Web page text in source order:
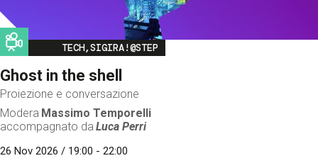
Image
TECH,SIGIRA!@STEP
Ghost in the shell
Proiezione e conversazione
Modera Massimo Temporelli
accompagnato da Luca Perri
26 Nov 2026 / 19:00 - 22:00